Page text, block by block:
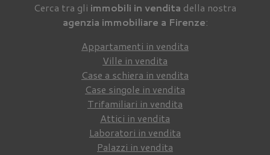
Cerca tra gli immobili in vendita della nostra
agenzia immobiliare a Firenze:
Appartamenti in vendita
Ville in vendita
Case a schiera in vendita
Case singole in vendita
Trifamiliari in vendita
Attici in vendita
Laboratori in vendita
Palazzi in vendita